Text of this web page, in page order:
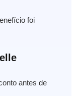
foi
antes de